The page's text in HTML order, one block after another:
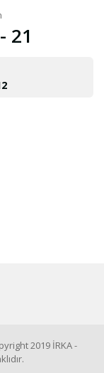
21
2019 İRKA -